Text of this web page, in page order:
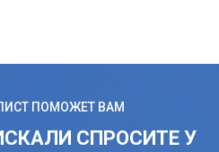
ПОМОЖЕТ ВАМ
СПРОСИТЕ У